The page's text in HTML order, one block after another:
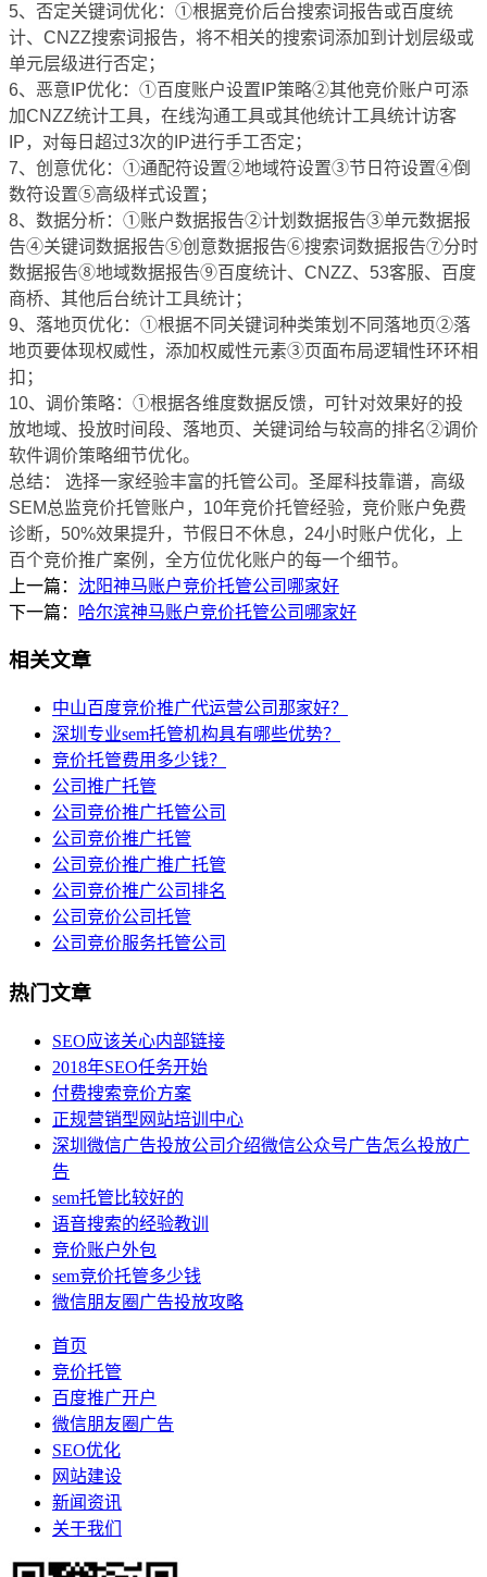
5、否定关键词优化：①根据竞价后台搜索词报告或百度统
计、CNZZ搜索词报告，将不相关的搜索词添加到计划层级或
单元层级进行否定；
6、恶意IP优化：①百度账户设置IP策略②其他竞价账户可添
加CNZZ统计工具，在线沟通工具或其他统计工具统计访客
IP，对每日超过3次的IP进行手工否定；
7、创意优化：①通配符设置②地域符设置③节日符设置④倒
数符设置⑤高级样式设置；
8、数据分析：①账户数据报告②计划数据报告③单元数据报
告④关键词数据报告⑤创意数据报告⑥搜索词数据报告⑦分时
数据报告⑧地域数据报告⑨百度统计、CNZZ、53客服、百度
商桥、其他后台统计工具统计；
9、落地页优化：①根据不同关键词种类策划不同落地页②落
地页要体现权威性，添加权威性元素③页面布局逻辑性环环相
扣；
10、调价策略：①根据各维度数据反馈，可针对效果好的投
放地域、投放时间段、落地页、关键词给与较高的排名②调价
软件调价策略细节优化。
总结： 选择一家经验丰富的托管公司。圣犀科技靠谱，高级
SEM总监竞价托管账户，10年竞价托管经验，竞价账户免费
诊断，50%效果提升，节假日不休息，24小时账户优化，上
百个竞价推广案例，全方位优化账户的每一个细节。
上一篇： 沈阳神马账户竞价托管公司哪家好
下一篇： 哈尔滨神马账户竞价托管公司哪家好
相关文章
中山百度竞价推广代运营公司那家好？
深圳专业sem托管机构具有哪些优势？
竞价托管费用多少钱？
公司推广托管
公司竞价推广托管公司
公司竞价推广托管
公司竞价推广推广托管
公司竞价推广公司排名
公司竞价公司托管
公司竞价服务托管公司
热门文章
SEO应该关心内部链接
2018年SEO任务开始
付费搜索竞价方案
正规营销型网站培训中心
深圳微信广告投放公司介绍微信公众号广告怎么投放广
告
sem托管比较好的
语音搜索的经验教训
竞价账户外包
sem竞价托管多少钱
微信朋友圈广告投放攻略
首页
竞价托管
百度推广开户
微信朋友圈广告
SEO优化
网站建设
新闻资讯
关于我们